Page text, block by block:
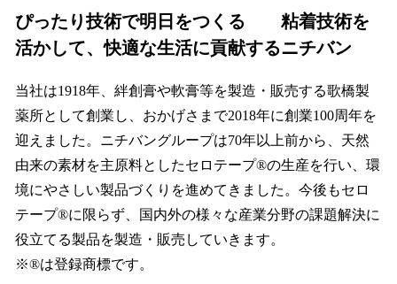
ぴったり技術で明日をつくる 粘着技術を
活かして、快適な生活に貢献するニチバン
当社は1918年、絆創膏や軟膏等を製造・販売する歌橋製
薬所として創業し、おかげさまで2018年に創業100周年を
迎えました。ニチバングループは70年以上前から、天然
由来の素材を主原料としたセロテープ®の生産を行い、環
境にやさしい製品づくりを進めてきました。今後もセロ
テープ®に限らず、国内外の様々な産業分野の課題解決に
役立てる製品を製造・販売していきます。
※®は登録商標です。